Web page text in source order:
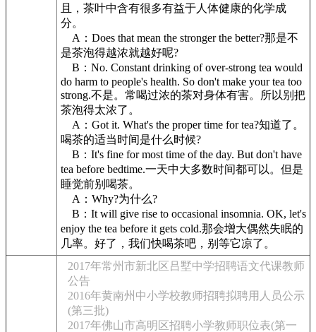
且，茶叶中含有很多有益于人体健康的化学成
分。
A：Does that mean the stronger the better?那是不
是茶泡得越浓就越好呢?
B：No. Constant drinking of over-strong tea would
do harm to people's health. So don't make your tea too
strong.不是。常喝过浓的茶对身体有害。所以别把
茶泡得太浓了。
A：Got it. What's the proper time for tea?知道了。
喝茶的适当时间是什么时候?
B：It's fine for most time of the day. But don't have
tea before bedtime.一天中大多数时间都可以。但是
睡觉前别喝茶。
A：Why?为什么?
B：It will give rise to occasional insomnia. OK, let's
enjoy the tea before it gets cold.那会增大偶然失眠的
几率。好了，我们快喝茶吧，别等它凉了。
2017年常州市新北区吕墅中学招聘语文代课教师
公告
2016年黄南州中小学校教师招聘拟聘用人员公示
(第三批)
2017年佛山市高明区招聘小学教师职位表(第一